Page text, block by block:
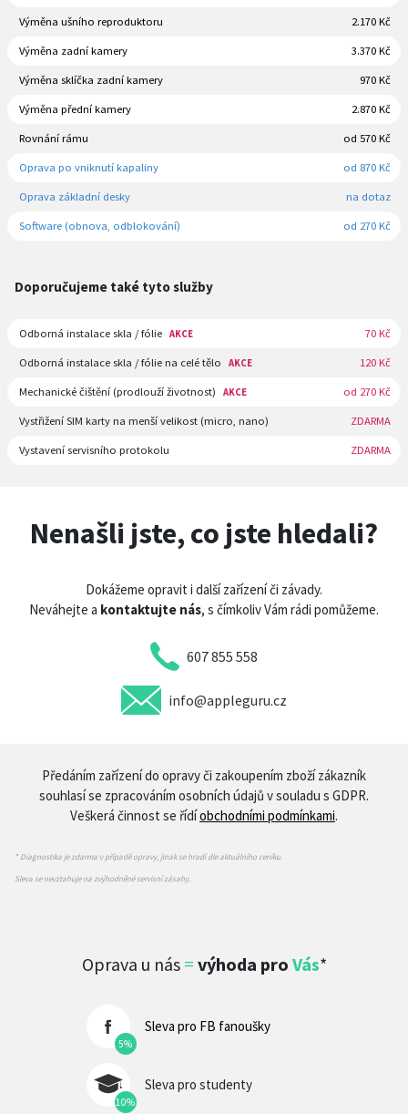
Výměna ušního reproduktoru 2.170 Kč
Výměna zadní kamery 3.370 Kč
Výměna sklíčka zadní kamery 970 Kč
Výměna přední kamery 2.870 Kč
Rovnání rámu od 570 Kč
Oprava po vniknutí kapaliny od 870 Kč
Oprava základní desky na dotaz
Software (obnova, odblokování) od 270 Kč
Doporučujeme také tyto služby
Odborná instalace skla / fólie AKCE 70 Kč
Odborná instalace skla / fólie na celé tělo AKCE 120 Kč
Mechanické čištění (prodlouží životnost) AKCE od 270 Kč
Vystřižení SIM karty na menší velikost (micro, nano) ZDARMA
Vystavení servisního protokolu ZDARMA
Nenašli jste, co jste hledali?
Dokážeme opravit i další zařízení či závady.
Neváhejte a kontaktujte nás, s čímkoliv Vám rádi pomůžeme.
607 855 558
info@appleguru.cz
Předáním zařízení do opravy či zakoupením zboží zákazník
souhlasí se zpracováním osobních údajů v souladu s GDPR.
Veškerá činnost se řídíobchodními podmínkami.
* Diagnostika je zdarma v případě opravy, jinak se hradí dle aktuálního ceníku.
Sleva se nevztahuje na zvýhodněné servisní zásahy.
Oprava u nás = výhoda pro Vás*
5%
Sleva pro FB fanoušky
10%
Sleva pro studenty